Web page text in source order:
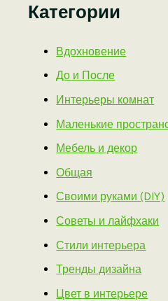
Категории
Вдохновение
До и После
Интерьеры комнат
Маленькие
Мебель и декор
Общая
Своими руками (DIY)
Советы и лайфхаки
Стили интерьера
Тренды дизайна
Цвет в интерьере